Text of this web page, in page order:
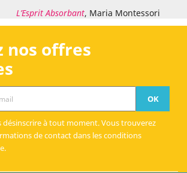
L’Esprit Absorbant, Maria Montessori
nos offres
désinscrire à tout moment. Vous trouverez
de contact dans les conditions